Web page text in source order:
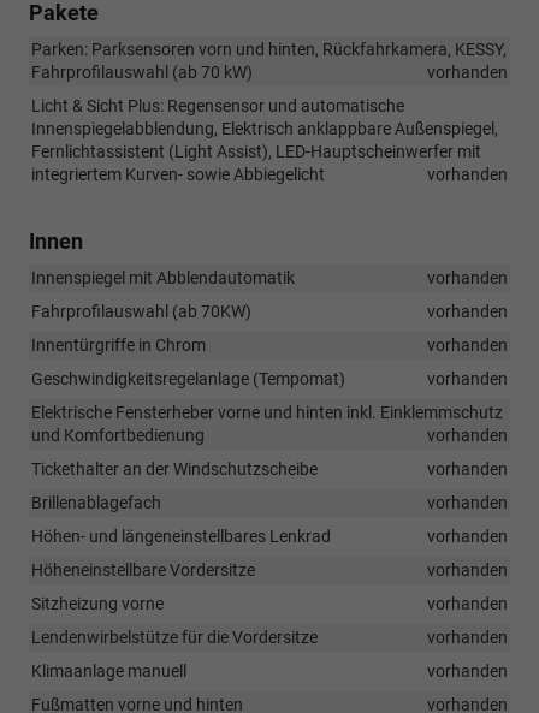
Pakete
Parken: Parksensoren vorn und hinten, Rückfahrkamera, KESSY,
Fahrprofilauswahl (ab 70 kW)
vorhanden
Licht & Sicht Plus: Regensensor und automatische
Innenspiegelabblendung, Elektrisch anklappbare Außenspiegel,
Fernlichtassistent (Light Assist), LED-Hauptscheinwerfer mit
integriertem Kurven- sowie Abbiegelicht
vorhanden
Innen
Innenspiegel mit Abblendautomatik
vorhanden
Fahrprofilauswahl (ab 70KW)
vorhanden
Innentürgriffe in Chrom
vorhanden
Geschwindigkeitsregelanlage (Tempomat)
vorhanden
Elektrische Fensterheber vorne und hinten inkl. Einklemmschutz
und Komfortbedienung
vorhanden
Tickethalter an der Windschutzscheibe
vorhanden
Brillenablagefach
vorhanden
Höhen- und längeneinstellbares Lenkrad
vorhanden
Höheneinstellbare Vordersitze
vorhanden
Sitzheizung vorne
vorhanden
Lendenwirbelstütze für die Vordersitze
vorhanden
Klimaanlage manuell
vorhanden
Fußmatten vorne und hinten
vorhanden